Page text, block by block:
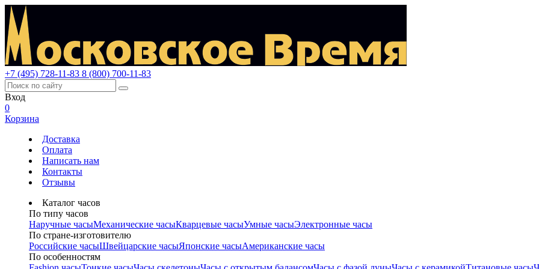
+7 (495) 728-11-83 8 (800) 700-11-83
Вход
0
Корзина
Доставка
Оплата
Написать нам
Контакты
Отзывы
Каталог часов
По типу часов
Наручные часыМеханические часыКварцевые часыУмные часыЭлектронные часы
По стране-изготовителю
Российские часыШвейцарские часыЯпонские часыАмериканские часы
По особенностям